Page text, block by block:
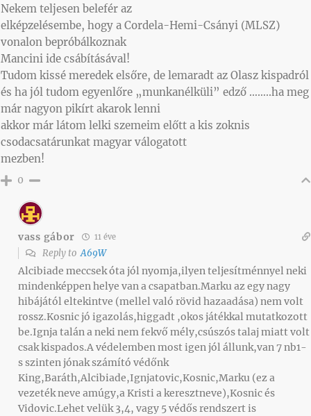
Nekem teljesen belefér az
elképzelésembe, hogy a Cordela-Hemi-Csányi (MLSZ)
vonalon bepróbálkoznak
Mancini ide csábításával!
Tudom kissé meredek elsőre, de lemaradt az Olasz kispadról
és ha jól tudom egyenlőre „munkanélküli” edző ……..ha meg
már nagyon pikírt akarok lenni
akkor már látom lelki szemeim előtt a kis zoknis
csodacsatárunkat magyar válogatott
mezben!
0
vass gábor 11 éve
Reply toA69W
Alcibiade meccsek óta jól nyomja,ilyen teljesítménnyel neki
mindenképpen helye van a csapatban.Marku az egy nagy
hibájától eltekintve (mellel való rövid hazaadása) nem volt
rossz.Kosnic jó igazolás,higgadt ,okos játékkal mutatkozott
be.Ignja talán a neki nem fekvő mély,csúszós talaj miatt volt
csak kispados.A védelemben most igen jól állunk,van 7 nb1-
s szinten jónak számító védőnk
King,Baráth,Alcibiade,Ignjatovic,Kosnic,Marku (ez a
vezeték neve amúgy,a Kristi a keresztneve),Kosnic és
Vidovic.Lehet velük 3,4, vagy 5 védős rendszert is